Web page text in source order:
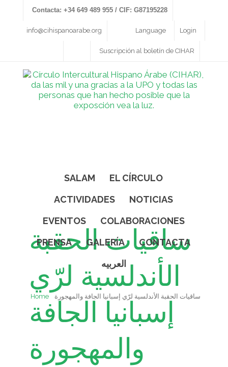
Contacta: +34 649 489 955 / CIF: G87195228
info@cihispanoarabe.org Login
Language
Suscripción al boletín de CIHAR
SALAM
EL CÍRCULO
ACTIVIDADES
NOTICIAS
EVENTOS
COLABORACIONES
PRENSA
GALERÍA
CONTACTA
العربيه
ساقيات الحقبة
الأندلسية لرّي
إسبانيا الجافة
والمهجورة
Home ساقيات الحقبة الأندلسية لرّي إسبانيا الجافة والمهجورة